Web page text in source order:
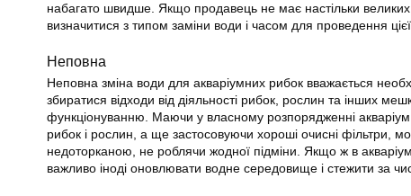
набагато швидше. Якщо продавець не має настільки великих
визначитися з типом заміни води і часом для проведення
Неповна
Неповна зміна води для акваріумних рибок вважається
збиратися відходи від діяльності рибок, рослин та інших
функціонуванню. Маючи у власному розпорядженні акваріум
рибок і рослин, а ще застосовуючи хороші очисні фільтри,
недоторканою, не роблячи жодної підміни. Якщо ж в
важливо іноді оновлювати водне середовище і стежити за